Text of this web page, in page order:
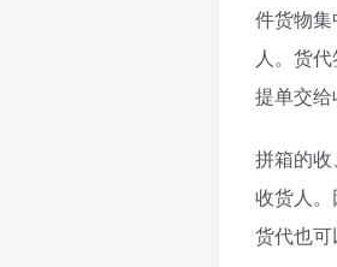
件货物
人。货
提单交给
拼箱的
收货人
货代也可